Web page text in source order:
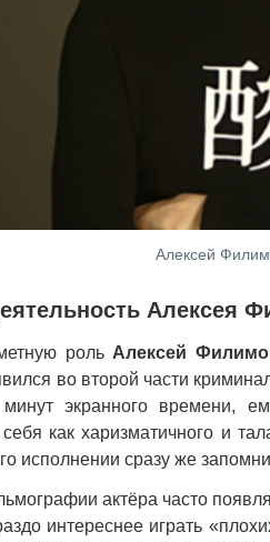
Алексей
Алексея
роль Алексей
во второй части
минут экранного времени,
как харизматичного и
исполнении сразу же
актёра часто
интереснее играть